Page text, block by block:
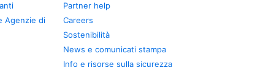
Agenzie di
Partner help
Careers
Sostenibilità
News e comunicati stampa
Info e risorse sulla sicurezza